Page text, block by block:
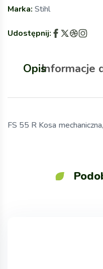
Marka: Stihl
Udostępnij:
OpisInformacje
FS 55 R Kosa